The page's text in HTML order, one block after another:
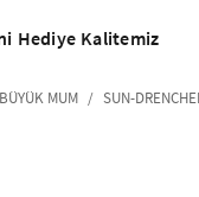
Hediye Kalitemiz
BÜYÜK MUM SUN-